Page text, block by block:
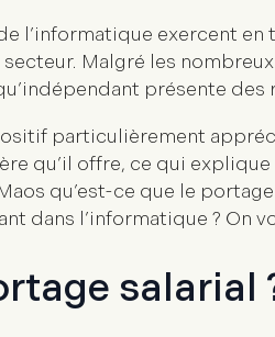
l’informatique exercent
Malgré les
présente des
particulièrement
qu’il offre, ce qui
qu’est-ce que le
dans l’informatique ? On
salarial